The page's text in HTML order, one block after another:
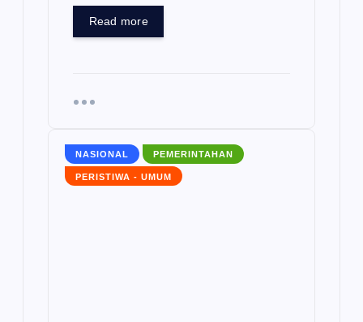
Read more
NASIONAL PEMERINTAHAN
PERISTIWA - UMUM